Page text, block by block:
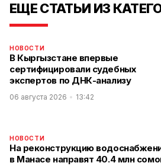
ЕЩЕ СТАТЬИ ИЗ
НОВОСТИ
В Кыргызстане впервые
сертифицировали судебных
экспертов по ДНК-анализу
06 августа 2026 13:42
НОВОСТИ
На реконструкцию
в Манасе направят 40.4 млн